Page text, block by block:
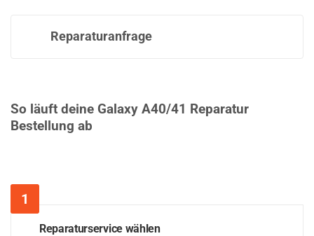
Reparaturanfrage
So läuft deine Galaxy A40/41 Reparatur
Bestellung ab
Reparaturservice wählen